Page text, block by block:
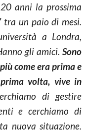
anni la prossima
un paio di mesi.
a Londra,
gli amici. Sono
come era prima e
volta, vive in
di gestire
e cerchiamo di
nuova situazione.